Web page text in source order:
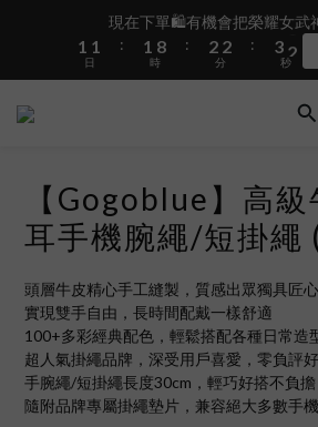
盛夏限定☀️週週抽LINE POINT｜
現在下單🛍️有機會把榮耀女武
1
0
1
0
日
:
2
1
0
9
8
7
2
1
0
時
:
3
2
1
3
2
1
分
:
4
3
2
3
2
1
秒
i17正式開賣✨點我加入新會員
盛夏限定☀️週週抽LINE POINT｜
【Gogoblue】高
耳手機腕繩/短掛繩
頭層牛皮精心手工縫製，質感出眾獨具匠心
實現雙手自由，長時間配戴一樣舒適
100+多彩經典配色，輕鬆搭配各種日常造
超人氣掛繩品牌，深受用戶喜愛，零負評
手腕繩/短掛繩長度30cm，輕巧好搭不負擔
隨附品牌專屬掛繩墊片，兼容絕大多數手